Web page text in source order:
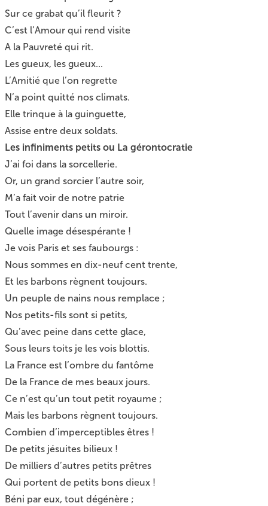
Sur ce grabat qu’il fleurit ?
C’est l’Amour qui rend visite
A la Pauvreté qui rit.
Les gueux, les gueux...
L’Amitié que l’on regrette
N’a point quitté nos climats.
Elle trinque à la guinguette,
Assise entre deux soldats.
Les infiniments petits ou La gérontocratie
J’ai foi dans la sorcellerie.
Or, un grand sorcier l’autre soir,
M’a fait voir de notre patrie
Tout l’avenir dans un miroir.
Quelle image désespérante !
Je vois Paris et ses faubourgs :
Nous sommes en dix-neuf cent trente,
Et les barbons règnent toujours.
Un peuple de nains nous remplace ;
Nos petits-fils sont si petits,
Qu’avec peine dans cette glace,
Sous leurs toits je les vois blottis.
La France est l’ombre du fantôme
De la France de mes beaux jours.
Ce n’est qu’un tout petit royaume ;
Mais les barbons règnent toujours.
Combien d’imperceptibles êtres !
De petits jésuites bilieux !
De milliers d’autres petits prêtres
Qui portent de petits bons dieux !
Béni par eux, tout dégénère ;